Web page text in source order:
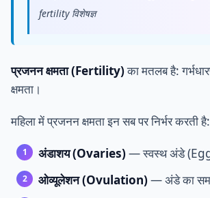
fertility विशेषज्ञ
प्रजनन क्षमता (Fertility)का मतलब है:
क्षमता।
महिला में प्रजनन क्षमता इन सब पर निर्भर करती है:
अंडाशय (Ovaries)— स्वस्थ अंडे
ओव्यूलेशन (Ovulation)— अंडे का